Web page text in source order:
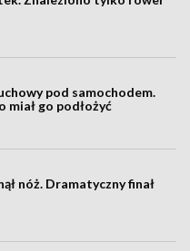
pod samochodem.
go podłożyć
nóż. Dramatyczny finał